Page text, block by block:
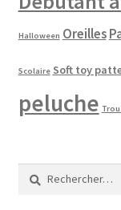
Halloween Oreilles
Scolaire Soft toy
peluche